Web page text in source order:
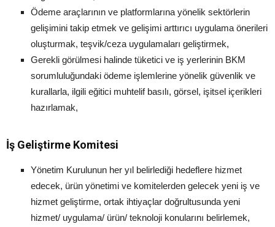
Ödeme araçlarının ve platformlarına yönelik sektörlerin
gelişimini takip etmek ve gelişimi arttırıcı uygulama önerileri
oluşturmak, teşvik/ceza uygulamaları geliştirmek,
Gerekli görülmesi halinde tüketici ve iş yerlerinin BKM
sorumluluğundaki ödeme işlemlerine yönelik güvenlik ve
kurallarla, ilgili eğitici muhtelif basılı, görsel, işitsel içerikleri
hazırlamak,
İş Geliştirme Komitesi
Yönetim Kurulunun her yıl belirlediği hedeflere hizmet
edecek, ürün yönetimi ve komitelerden gelecek yeni iş ve
hizmet geliştirme, ortak ihtiyaçlar doğrultusunda yeni
hizmet/ uygulama/ ürün/ teknoloji konularını belirlemek,